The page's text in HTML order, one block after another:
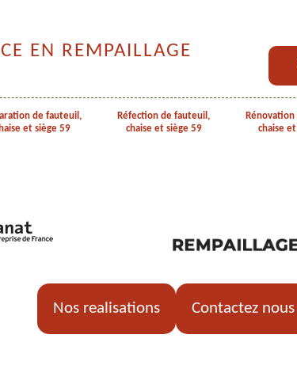
EN REMPAILLAGE
de fauteuil,
et siège 59
Réfection de fauteuil,
chaise et siège 59
chaise
Nos realisations Contactez nous